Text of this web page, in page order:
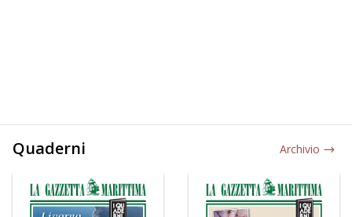
Quaderni Archivio